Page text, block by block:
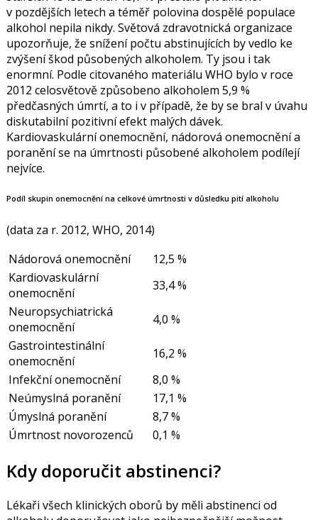
v pozdějších letech a téměř polovina dospělé populace
alkohol nepila nikdy. Světová zdravotnická organizace
upozorňuje, že snížení počtu abstinujících by vedlo ke
zvýšení škod působených alkoholem. Ty jsou i tak
enormní. Podle citovaného materiálu WHO bylo v roce
2012 celosvětově způsobeno alkoholem 5,9 %
předčasných úmrtí, a to i v případě, že by se bral v úvahu
diskutabilní pozitivní efekt malých dávek.
Kardiovaskulární onemocnění, nádorová onemocnění a
poranění se na úmrtnosti působené alkoholem podílejí
nejvíce.
Podíl skupin onemocnění na celkové úmrtnosti v důsledku pití alkoholu
(data za r. 2012, WHO, 2014)
Nádorová onemocnění
12,5 %
Kardiovaskulární
onemocnění
33,4 %
Neuropsychiatrická
onemocnění
4,0 %
Gastrointestinální
onemocnění
16,2 %
Infekční onemocnění
8,0 %
Neúmyslná poranění
17,1 %
Úmyslná poranění
8,7 %
Úmrtnost novorozenců
0,1 %
Kdy doporučit abstinenci?
Lékaři všech klinických oborů by měli abstinenci od